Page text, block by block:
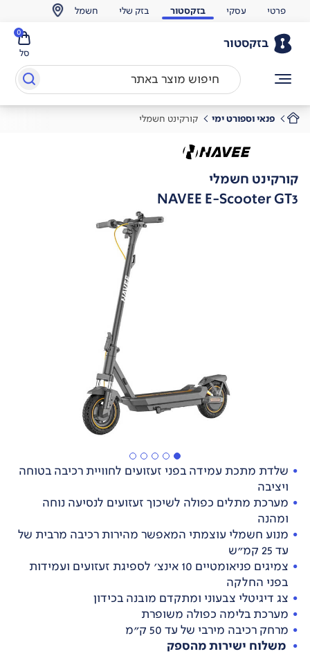
פרטי עסקי בזקסטור בזק שלי חשמל
בזקסטור
סל
0
פנאי וספורט ימי קורקינט חשמלי
קורקינט חשמלי
NAVEE E-Scooter GT3
שלדת מתכת עמידה בפני זעזועים לחוויית רכיבה בטוחה
ויציבה
מערכת מתלים כפולה לשיכוך זעזועים לנסיעה נוחה
ומהנה
מנוע חשמלי עוצמתי המאפשר מהירות רכיבה מרבית של
עד 25 קמ"ש
צמיגים פניאומטיים 10 אינצ' לספיגת זעזועים ועמידות
בפני החלקה
צג דיגיטלי צבעוני ומתקדם מובנה בכידון
מערכת בלימה כפולה משופרת
מרחק רכיבה מירבי של עד 50 ק"מ
משלוח ישירות מהספק